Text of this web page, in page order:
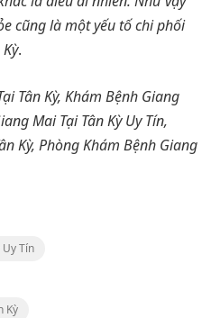
cũng là một yếu tố chi phối
.
Tân Kỳ, Khám Bệnh Giang
Mai Tại Tân Kỳ Uy Tín,
Kỳ, Phòng Khám Bệnh Giang
Tín
Kỳ